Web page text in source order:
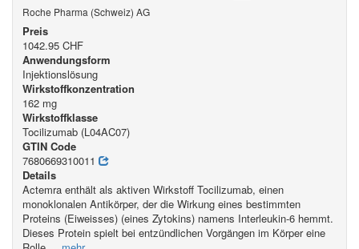
Roche Pharma (Schweiz) AG
Preis
1042.95 CHF
Anwendungsform
Injektionslösung
Wirkstoffkonzentration
162 mg
Wirkstoffklasse
Tocilizumab (L04AC07)
GTIN Code
7680669310011
Details
Actemra enthält als aktiven Wirkstoff Tocilizumab, einen
monoklonalen Antikörper, der die Wirkung eines bestimmten
Proteins (Eiweisses) (eines Zytokins) namens Interleukin-6 hemmt.
Dieses Protein spielt bei entzündlichen Vorgängen im Körper eine